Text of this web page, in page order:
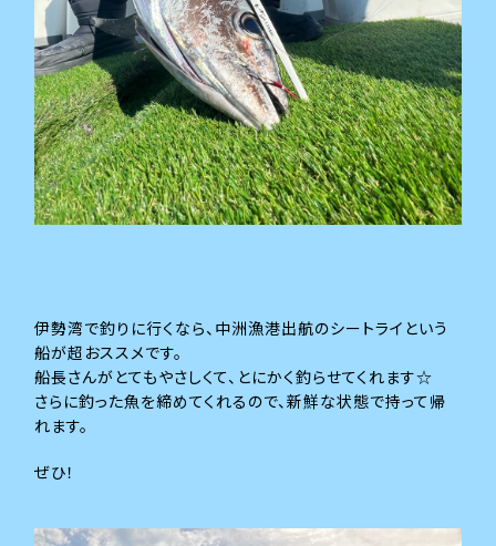
伊勢湾で釣りに行くなら、中洲漁港出航のシートライという
船が超おススメです。
船長さんがとてもやさしくて、とにかく釣らせてくれます☆
さらに釣った魚を締めてくれるので、新鮮な状態で持って帰
れます。
ぜひ！